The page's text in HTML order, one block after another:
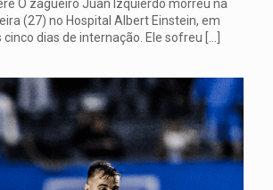
O zagueiro Juan Izquierdo morreu na
(27) no Hospital Albert Einstein, em
cinco dias de internação. Ele sofreu […]